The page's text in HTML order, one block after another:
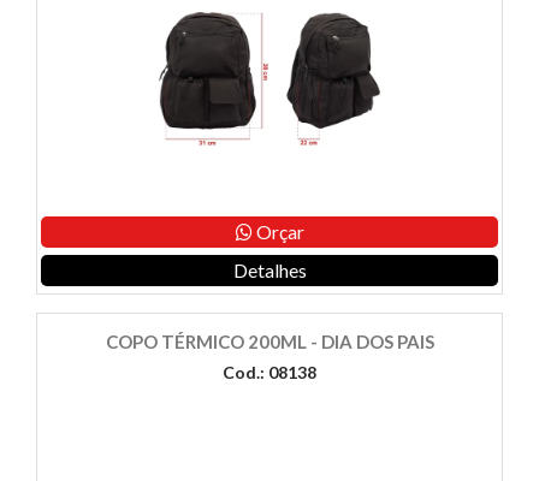
Orçar
Detalhes
COPO TÉRMICO 200ML - DIA DOS PAIS
Cod.: 08138